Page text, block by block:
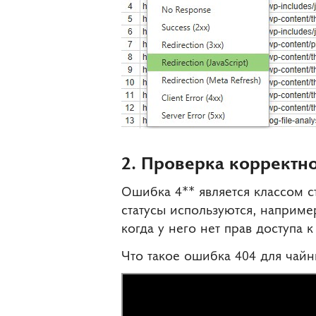
2. Проверка
Ошибка 4** является классом
статусы используются,
когда у него нет прав
Что такое ошибка 404 для